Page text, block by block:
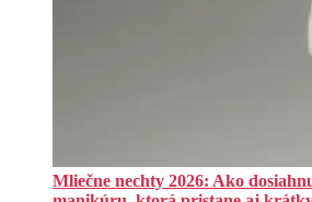
Mliečne nechty 2026: Ako